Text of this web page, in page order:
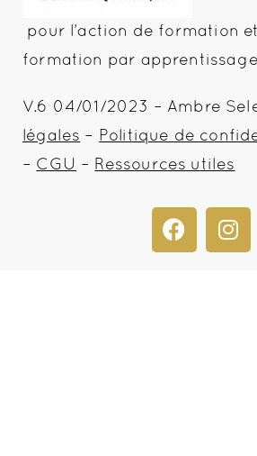
pour l’action de formation
formation par
V.6 04/01/2023 – Ambre
légales – Politique de
– CGU – Ressources utiles